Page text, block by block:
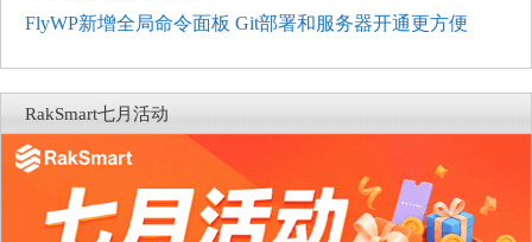
FlyWP新增全局命令面板 Git部署和服务器开通更方便
RakSmart七月活动